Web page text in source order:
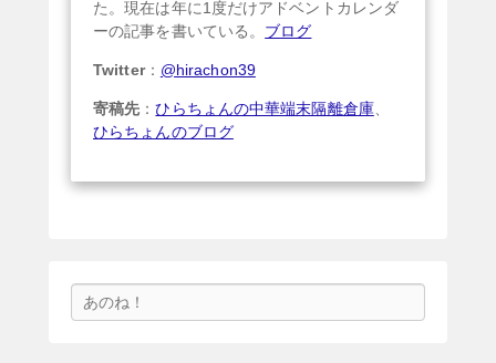
た。現在は年に1度だけアドベントカレンダ
ーの記事を書いている。 ブログ
Twitter： @hirachon39
寄稿先 ：ひらちょんの中華端末隔離倉庫、
ひらちょんのブログ
索